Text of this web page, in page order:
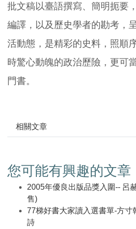
批文稿以臺語撰寫、簡明扼要
編譯，以及歷史學者的勘考，
活動態，是精彩的史料，照順
時驚心動魄的政治歷險，更可
門書。
相關文章
您可能有興趣的文章
2005年優良出版品獎入圍-- 呂
售)
77梯好書大家讀入選書單-方寸
詩